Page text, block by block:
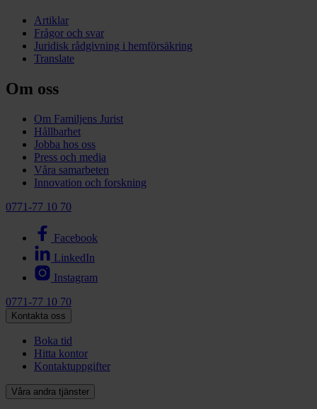
Artiklar
Frågor och svar
Juridisk rådgivning i hemförsäkring
Translate
Om oss
Om Familjens Jurist
Hållbarhet
Jobba hos oss
Press och media
Våra samarbeten
Innovation och forskning
0771-77 10 70
Facebook
LinkedIn
Instagram
0771-77 10 70
Kontakta oss
Boka tid
Hitta kontor
Kontaktuppgifter
Våra andra tjänster